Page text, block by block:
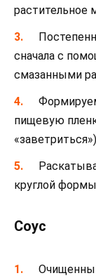
растительное
сначала с
смазанными
пищевую
круглой
Соус